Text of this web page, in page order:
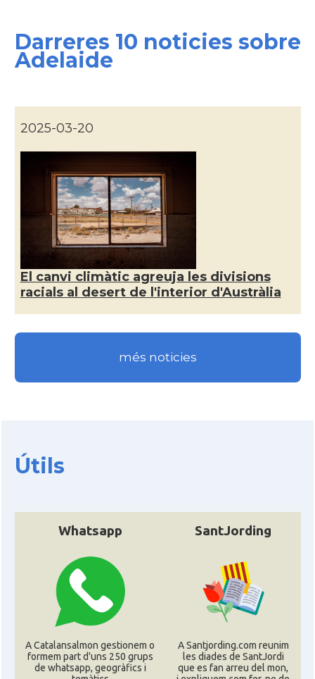
Casal Casal Català de Victòria
Ambaixada Ambaixada espanyola a Austràlia
* + ambaixades i consolats
Darreres 10 noticies sobre
Adelaide
2025-03-20
El canvi climàtic agreuja les divisions
racials al desert de l'interior d'Austràlia
més noticies
Útils
Whatsapp
A Catalansalmon gestionem o
formem part d'uns 250 grups
de whatsapp, geogràfics i
SantJording
A Santjording.com reunim
les diades de SantJordi
que es fan arreu del mon,